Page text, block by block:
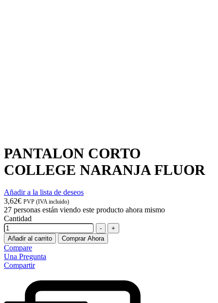
PANTALON CORTO
COLLEGE NARANJA FLUOR
Añadir a la lista de deseos
3,62€ PVP (IVA incluido)
27 personas están viendo este producto ahora mismo
Cantidad
-
+
Añadir al carrito
Comprar Ahora
Compare
Una Pregunta
Compartir